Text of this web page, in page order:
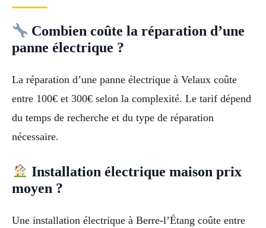
Combien coûte la réparation d’une
panne électrique ?
La réparation d’une panne électrique à Velaux coûte
entre 100€ et 300€ selon la complexité. Le tarif dépend
du temps de recherche et du type de réparation
nécessaire.
Installation électrique maison prix
moyen ?
Une installation électrique à Berre-l’Étang coûte entre